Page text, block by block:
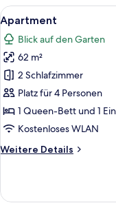
Alle
Fotos
für
Apartment
anzeigen
6
Apartment
Blick auf den Garten
62 m²
2 Schlafzimmer
Platz für 4 Personen
1 Queen-Bett und 1
Kostenloses WLAN
Weitere Details
Weitere